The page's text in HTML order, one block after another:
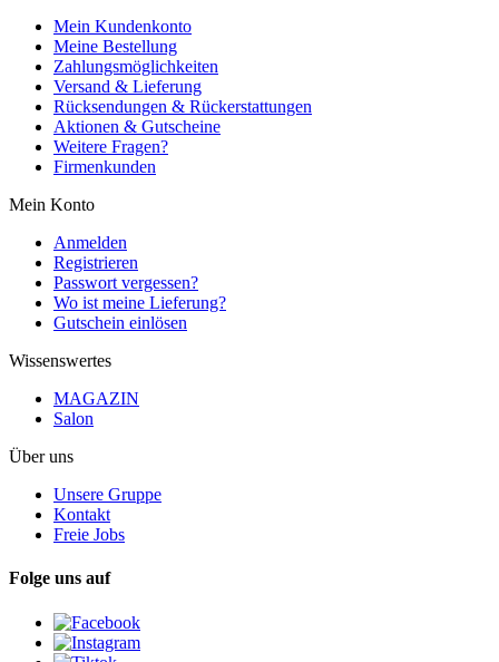
Mein Kundenkonto
Meine Bestellung
Zahlungsmöglichkeiten
Versand & Lieferung
Rücksendungen & Rückerstattungen
Aktionen & Gutscheine
Weitere Fragen?
Firmenkunden
Mein Konto
Anmelden
Registrieren
Passwort vergessen?
Wo ist meine Lieferung?
Gutschein einlösen
Wissenswertes
MAGAZIN
Salon
Über uns
Unsere Gruppe
Kontakt
Freie Jobs
Folge uns auf